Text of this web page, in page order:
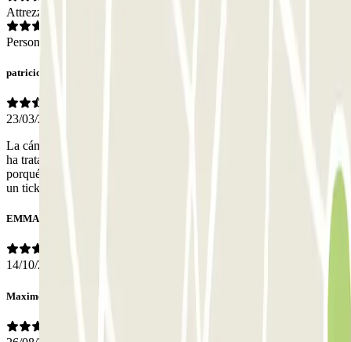
Attrezzatura
Personale
patricio
23/03/2026
La cámara se ha activado y me habéis cobrado el párking cuando se
ha tratado de anular desde el mismo parking. La cámara no tiene
porqué ser obligatoria y es opaca la forma en la que se puede anular
un ticket con vosotros. No utilizaré más vuestros servic
EMMA
14/10/2024
Maxime